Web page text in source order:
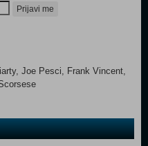
Prijavi me
Joe Pesci, Frank Vincent,